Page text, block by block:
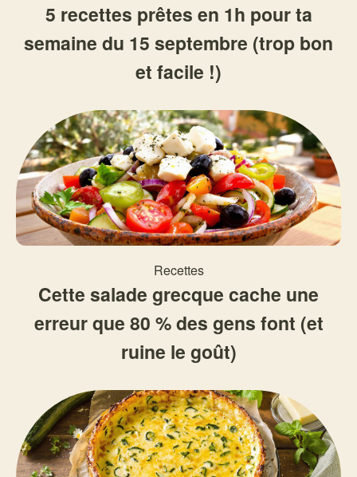
5 recettes prêtes en 1h pour ta
semaine du 15 septembre (trop bon
et facile !)
Recettes
Cette salade grecque cache une
erreur que 80 % des gens font (et
ruine le goût)